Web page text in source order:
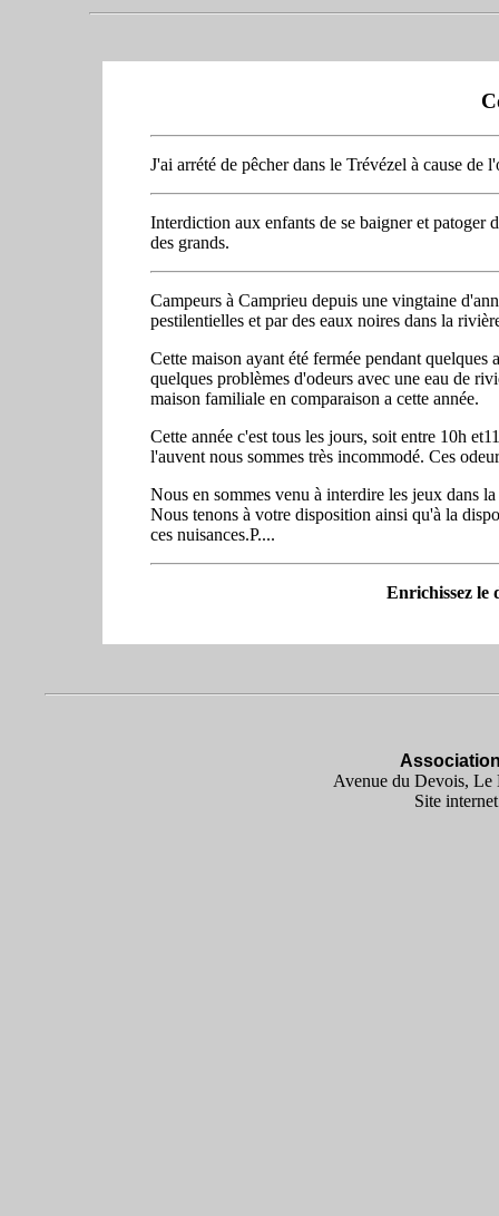
J'ai arrété de pêcher dans le Trévézel à cause
Interdiction aux enfants de se baigner et patoger
des grands.
Campeurs à Camprieu depuis une vingtaine
pestilentielles et par des eaux noires dans la
Cette maison ayant été fermée pendant
quelques problèmes d'odeurs avec une eau de
maison familiale en comparaison a cette année.
Cette année c'est tous les jours, soit entre 10h
l'auvent nous sommes très incommodé. Ces
Nous en sommes venu à interdire les jeux dans
Nous tenons à votre disposition ainsi qu'à la
ces nuisances.P....
Enrichissez le
Avenue du Devois, Le
Site